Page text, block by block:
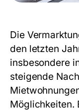
Die
den letzten
insbesondere
steigende
Möglichkeiten.